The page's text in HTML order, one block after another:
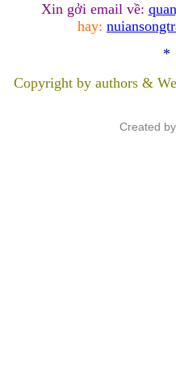
Xin gởi email về:
hay:
*
Copyright by authors &
Created